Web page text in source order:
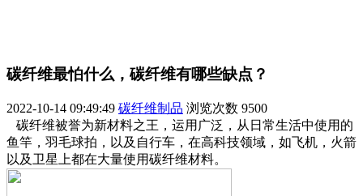
碳纤维最怕什么，碳纤维有哪些缺点？
2022-10-14 09:49:49 碳纤维制品 浏览次数 9500
碳纤维被誉为新材料之王，运用广泛，从日常生活中使用的
鱼竿，羽毛球拍，以及自行车，在高科技领域，如飞机，火箭
以及卫星上都在大量使用碳纤维材料。